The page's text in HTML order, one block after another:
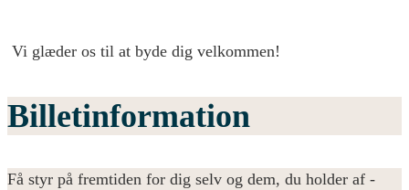
Vi glæder os til at byde dig velkommen!
Billetinformation
Få styr på fremtiden for dig selv og dem, du holder af -